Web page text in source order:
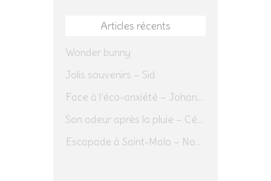
Articles récents
Wonder bunny
Jolis souvenirs – Sid
Face à l’éco-anxiété – Johannes Herrmann
Son odeur après la pluie – Cédric Sapin-Defour
Escapade à Saint-Malo – Novembre 2025 – Jour 1